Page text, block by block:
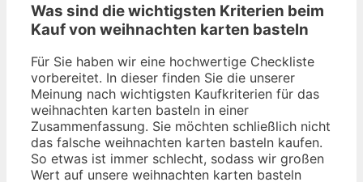
Was sind die wichtigsten Kriterien beim
Kauf von weihnachten karten basteln
Für Sie haben wir eine hochwertige Checkliste
vorbereitet. In dieser finden Sie die unserer
Meinung nach wichtigsten Kaufkriterien für das
weihnachten karten basteln in einer
Zusammenfassung. Sie möchten schließlich nicht
das falsche weihnachten karten basteln kaufen.
So etwas ist immer schlecht, sodass wir großen
Wert auf unsere weihnachten karten basteln